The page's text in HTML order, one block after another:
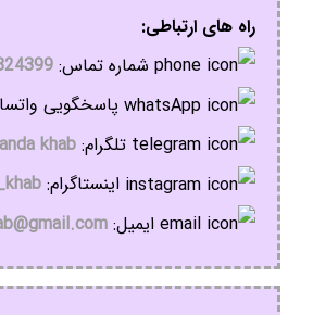
راه های ارتباطی:
شماره تماس:
پاسخگویی
تلگرام:khab@
اینستاگرام:
ایمیل: